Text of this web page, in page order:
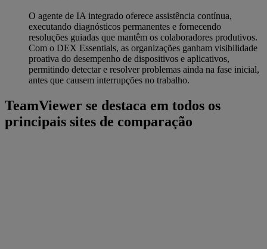
O agente de IA integrado oferece assistência contínua,
executando diagnósticos permanentes e fornecendo
resoluções guiadas que mantêm os colaboradores produtivos.
Com o DEX Essentials, as organizações ganham visibilidade
proativa do desempenho de dispositivos e aplicativos,
permitindo detectar e resolver problemas ainda na fase inicial,
antes que causem interrupções no trabalho.
TeamViewer se destaca em todos os
principais sites de comparação